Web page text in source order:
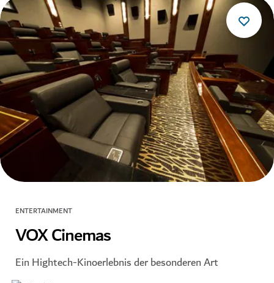
ENTERTAINMENT
VOX Cinemas
Ein Hightech-Kinoerlebnis der besonderen Art